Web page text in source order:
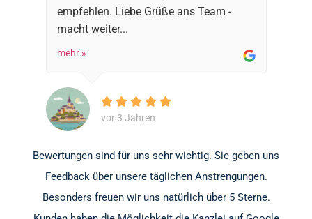
empfehlen. Liebe Grüße ans Team -
macht weiter...
mehr »
vor 3 Jahren
Bewertungen sind für uns sehr wichtig. Sie geben uns
Feedback über unsere täglichen Anstrengungen.
Besonders freuen wir uns natürlich über 5 Sterne.